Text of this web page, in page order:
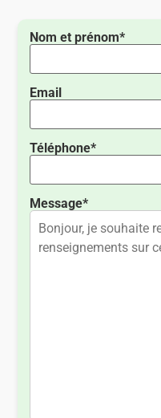
Nom et prénom*
Email
Téléphone*
Message*